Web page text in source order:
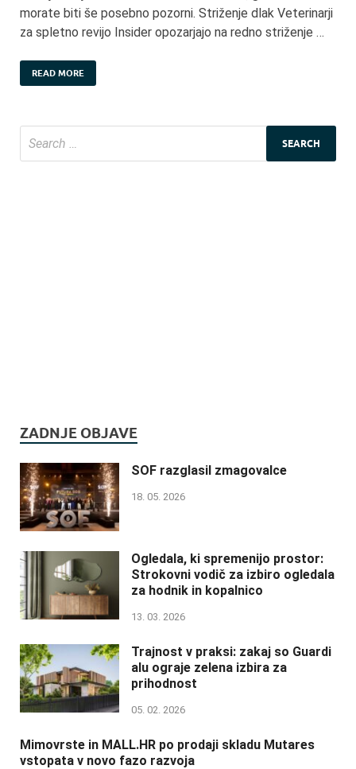
morate biti še posebno pozorni. Striženje dlak Veterinarji
za spletno revijo Insider opozarjajo na redno striženje …
READ MORE
ZADNJE OBJAVE
SOF razglasil zmagovalce
18. 05. 2026
Ogledala, ki spremenijo prostor:
Strokovni vodič za izbiro ogledala
za hodnik in kopalnico
13. 03. 2026
Trajnost v praksi: zakaj so Guardi
alu ograje zelena izbira za
prihodnost
05. 02. 2026
Mimovrste in MALL.HR po prodaji skladu Mutares
vstopata v novo fazo razvoja